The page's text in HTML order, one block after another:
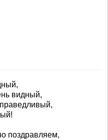
видный,
поздравляем,